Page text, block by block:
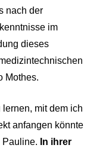
nach der
im
dieses
Mothes.
mit dem ich
anfangen könnte
Pauline. In ihrer